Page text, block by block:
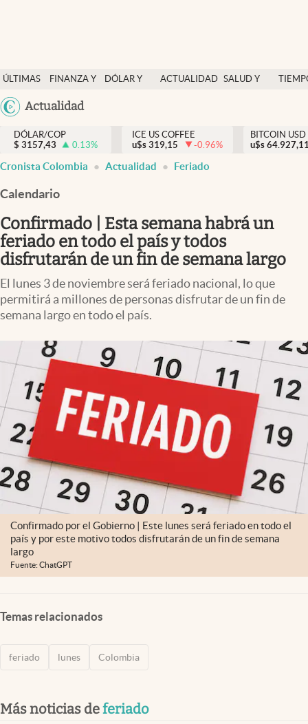
ÚLTIMAS
NOTICIAS
FINANZA Y
DÓLAR Y
ACTUALIDAD SALUD Y
México
Actualidad
Salud y nutrición
Vida espiritual
Actualidad
Colombia
DÓLAR/COP
$ 3157,43 0.13%
ICE US COFFEE
u$s 319,15 -0.96%
BITCOIN USD
u$s
Cronista Colombia Actualidad Feriado
Calendario
Confirmado | Esta semana habrá un
feriado en todo el país y todos
disfrutarán de un fin de semana largo
El lunes 3 de noviembre será feriado nacional, lo que
permitirá a millones de personas disfrutar de un fin de
semana largo en todo el país.
Confirmado por el Gobierno | Este lunes será feriado en todo el
país y por este motivo todos disfrutarán de un fin de semana
largo
Fuente: ChatGPT
Temas relacionados
feriado lunes Colombia
Más noticias deferiado